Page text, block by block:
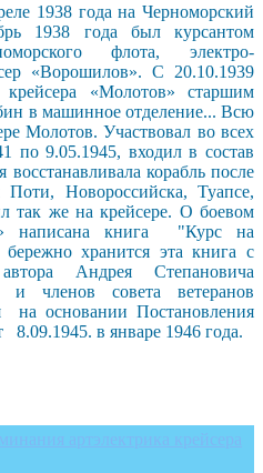
1938 года на Черноморский
1938 года был курсантом
флота, электро-
«Ворошилов». С 20.10.1939
«Молотов» старшим
в машинное отделение... Всю
Молотов. Участвовал во всех
по 9.05.1945, входил в состав
корабль после
Новороссийска, Туапсе,
так же на крейсере. О боевом
написана книга "Курс на
хранится эта книга с
Андрея Степановича
и членов совета ветеранов
на основании Постановления
в январе 1946 года.